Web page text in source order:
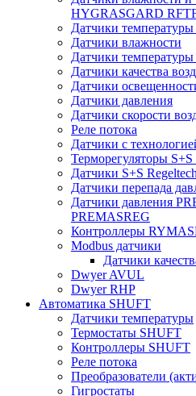
HYGRASGARD
Датчики
Датчики влажности
Датчики
Датчики качества
Датчики
Датчики давления
Датчики скорости
Реле потока
Датчики с
Терморегуляторы
Датчики S+S
Датчики перепада
Датчики давления
PREMASREG
Контроллеры
Modbus датчики
Датчики
Dwyer AVUL
Dwyer RHP
Автоматика SHUFT
Датчики температуры
Термостаты SHUFT
Контроллеры SHUFT
Реле потока
Преобразователи
Гигростаты